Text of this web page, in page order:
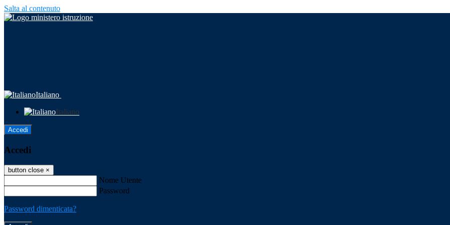
Salta al contenuto
Italiano
Italiano
Accedi
Accedi
button close ×
Nome Utente
Password
Password dimenticata?